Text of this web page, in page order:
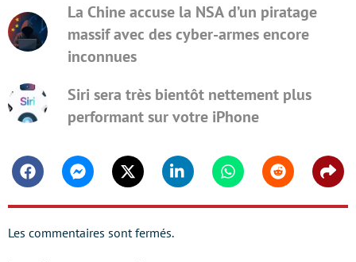
La Chine accuse la NSA d’un piratage
massif avec des cyber-armes encore
inconnues
Siri sera très bientôt nettement plus
performant sur votre iPhone
FacebookMessengerTwitter Linkedin WhatsappReddit
Les commentaires sont fermés.